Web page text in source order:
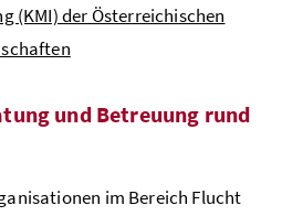
(KMI) der Österreichischen
und Betreuung rund
im Bereich Flucht